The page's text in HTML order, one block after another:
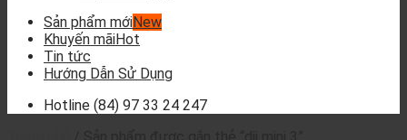
Sản phẩm mới
Khuyến mãi
Tin tức
Hướng Dẫn Sử Dụng
Hotline (84) 97 33 24 247